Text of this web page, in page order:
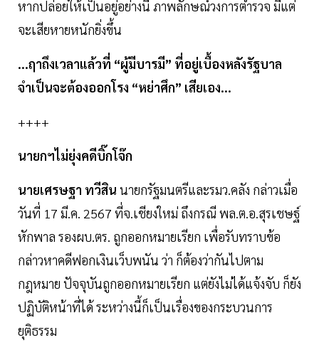
หากปล่อยให้เป็นอยู่อย่างนี้ ภาพลักษณ์วงการตำรวจ มีแต่
จะเสียหายหนักยิ่งขึ้น
...ฤาถึงเวลาแล้วที่ “ผู้มีบารมี” ที่อยู่เบื้องหลังรัฐบาล
จำเป็นจะต้องออกโรง “หย่าศึก” เสียเอง...
++++
นายกฯไม่ยุ่งคดีบิ๊กโจ๊ก
นายเศรษฐา ทวีสิน นายกรัฐมนตรีและรมว.คลัง กล่าวเมื่อ
วันที่ 17 มี.ค. 2567 ที่จ.เชียงใหม่ ถึงกรณี พล.ต.อ.สุรเชษฐ์
หักพาล รองผบ.ตร. ถูกออกหมายเรียก เพื่อรับทราบข้อ
กล่าวหาคดีฟอกเงินเว็บพนัน ว่า ก็ต้องว่ากันไปตาม
กฎหมาย ปัจจุบันถูกออกหมายเรียก แต่ยังไม่ได้แจ้งจับ ก็ยัง
ปฏิบัติหน้าที่ได้ ระหว่างนี้ก็เป็นเรื่องของกระบวนการ
ยุติธรรม